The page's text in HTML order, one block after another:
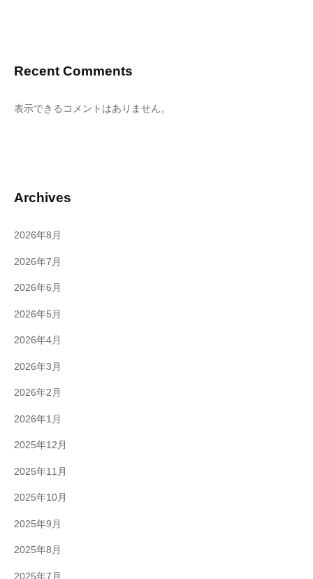
Recent Comments
表示できるコメントはありません。
Archives
2026年8月
2026年7月
2026年6月
2026年5月
2026年4月
2026年3月
2026年2月
2026年1月
2025年12月
2025年11月
2025年10月
2025年9月
2025年8月
2025年7月